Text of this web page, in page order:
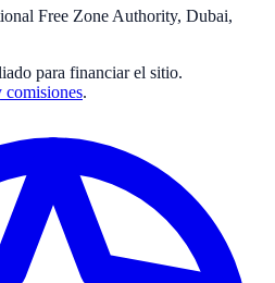
Free Zone Authority, Dubai,
para financiar el sitio.
.